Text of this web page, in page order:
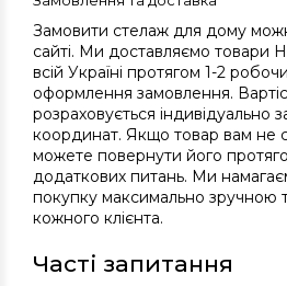
Замовити стелаж для дому
сайті. Ми доставляємо
всій Україні протягом 1-2
оформлення замовлення.
розраховується індивідуально
координат. Якщо товар вам не
можете повернути його
додаткових питань. Ми
покупку максимально зручною
кожного клієнта.
Часті запитання